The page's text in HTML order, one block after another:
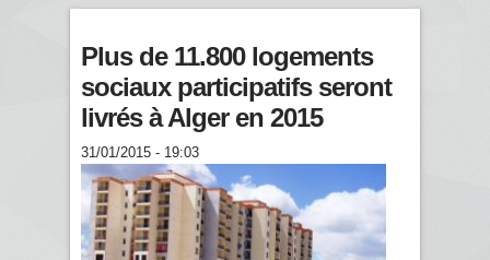
Plus de 11.800 logements
sociaux participatifs seront
livrés à Alger en 2015
31/01/2015 - 19:03